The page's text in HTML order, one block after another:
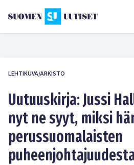
LEHTIKUVA/ARKISTO
Uutuuskirja: Jussi
nyt ne syyt, miksi
perussuomalaisten